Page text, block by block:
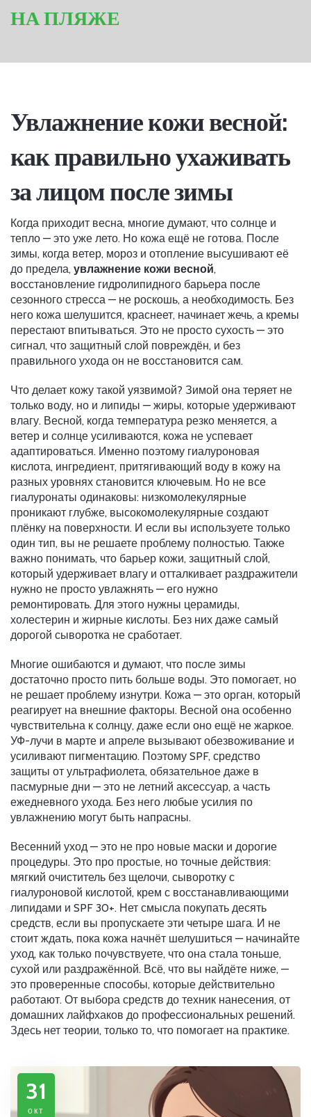
НА ПЛЯЖЕ
Увлажнение кожи весной:
как правильно ухаживать
за лицом после зимы
Когда приходит весна, многие думают, что солнце и
тепло — это уже лето. Но кожа ещё не готова. После
зимы, когда ветер, мороз и отопление высушивают её
до предела, увлажнение кожи весной,
восстановление гидролипидного барьера после
сезонного стресса — не роскошь, а необходимость. Без
него кожа шелушится, краснеет, начинает жечь, а кремы
перестают впитываться. Это не просто сухость — это
сигнал, что защитный слой повреждён, и без
правильного ухода он не восстановится сам.
Что делает кожу такой уязвимой? Зимой она теряет не
только воду, но и липиды — жиры, которые удерживают
влагу. Весной, когда температура резко меняется, а
ветер и солнце усиливаются, кожа не успевает
адаптироваться. Именно поэтому гиалуроновая
кислота, ингредиент, притягивающий воду в кожу на
разных уровнях становится ключевым. Но не все
гиалуронаты одинаковы: низкомолекулярные
проникают глубже, высокомолекулярные создают
плёнку на поверхности. И если вы используете только
один тип, вы не решаете проблему полностью. Также
важно понимать, что барьер кожи, защитный слой,
который удерживает влагу и отталкивает раздражители
нужно не просто увлажнять — его нужно
ремонтировать. Для этого нужны церамиды,
холестерин и жирные кислоты. Без них даже самый
дорогой сыворотка не сработает.
Многие ошибаются и думают, что после зимы
достаточно просто пить больше воды. Это помогает, но
не решает проблему изнутри. Кожа — это орган, который
реагирует на внешние факторы. Весной она особенно
чувствительна к солнцу, даже если оно ещё не жаркое.
УФ-лучи в марте и апреле вызывают обезвоживание и
усиливают пигментацию. Поэтому SPF, средство
защиты от ультрафиолета, обязательное даже в
пасмурные дни — это не летний аксессуар, а часть
ежедневного ухода. Без него любые усилия по
увлажнению могут быть напрасны.
Весенний уход — это не про новые маски и дорогие
процедуры. Это про простые, но точные действия:
мягкий очиститель без щелочи, сыворотку с
гиалуроновой кислотой, крем с восстанавливающими
липидами и SPF 30+. Нет смысла покупать десять
средств, если вы пропускаете эти четыре шага. И не
стоит ждать, пока кожа начнёт шелушиться — начинайте
уход, как только почувствуете, что она стала тоньше,
сухой или раздражённой. Всё, что вы найдёте ниже, —
это проверенные способы, которые действительно
работают. От выбора средств до техник нанесения, от
домашних лайфхаков до профессиональных решений.
Здесь нет теории, только то, что помогает на практике.
31
окт